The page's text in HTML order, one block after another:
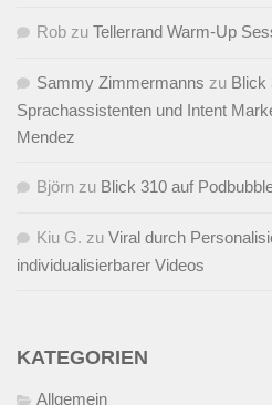
Rob zu Tellerrand Warm-Up
Sammy Zimmermanns zu Blick
Sprachassistenten und Intent
Mendez
Björn zu Blick 310 auf
Kiu G. zu Viral durch
individualisierbarer Videos
KATEGORIEN
Allgemein